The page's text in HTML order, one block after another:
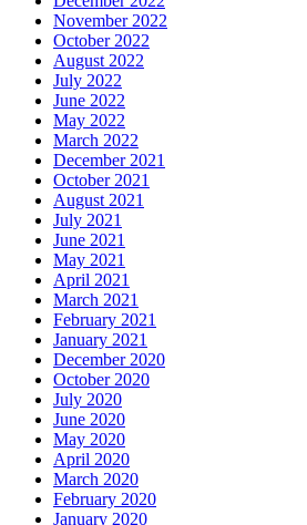
November 2022
October 2022
August 2022
July 2022
June 2022
May 2022
March 2022
December 2021
October 2021
August 2021
July 2021
June 2021
May 2021
April 2021
March 2021
February 2021
January 2021
December 2020
October 2020
July 2020
June 2020
May 2020
April 2020
March 2020
February 2020
January 2020